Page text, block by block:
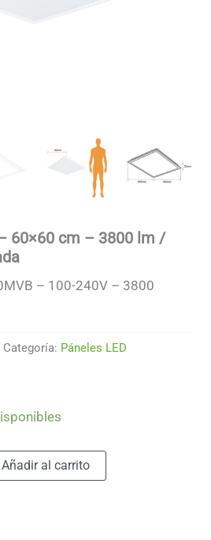
60×60 cm – 3800 lm /
– 100-240V – 3800
Categoría: Páneles LED
Añadir al carrito